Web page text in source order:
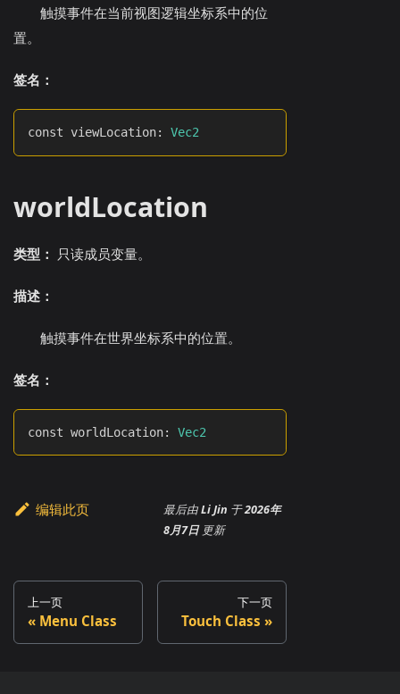
触摸事件在当前视图逻辑坐标系中的位
置。
签名：
const viewLocation: Vec2
worldLocation
类型： 只读成员变量。
描述：
触摸事件在世界坐标系中的位置。
签名：
const worldLocation: Vec2
编辑此页 最后由Li Jin 于2026年
8月7日 更新
上一页
Menu Class
下一页
Touch Class